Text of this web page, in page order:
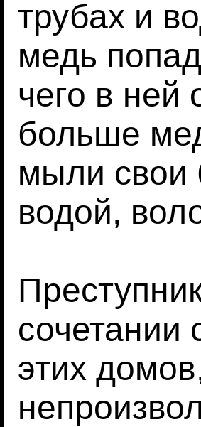
трубах и
медь
чего в ней
больше
мыли свои
водой,
этих